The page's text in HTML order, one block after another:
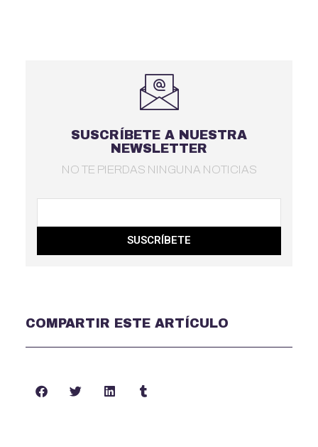
SUSCRÍBETE A NUESTRA
NEWSLETTER
NO TE PIERDAS NINGUNA NOTICIAS
SUSCRÍBETE
COMPARTIR ESTE ARTÍCULO